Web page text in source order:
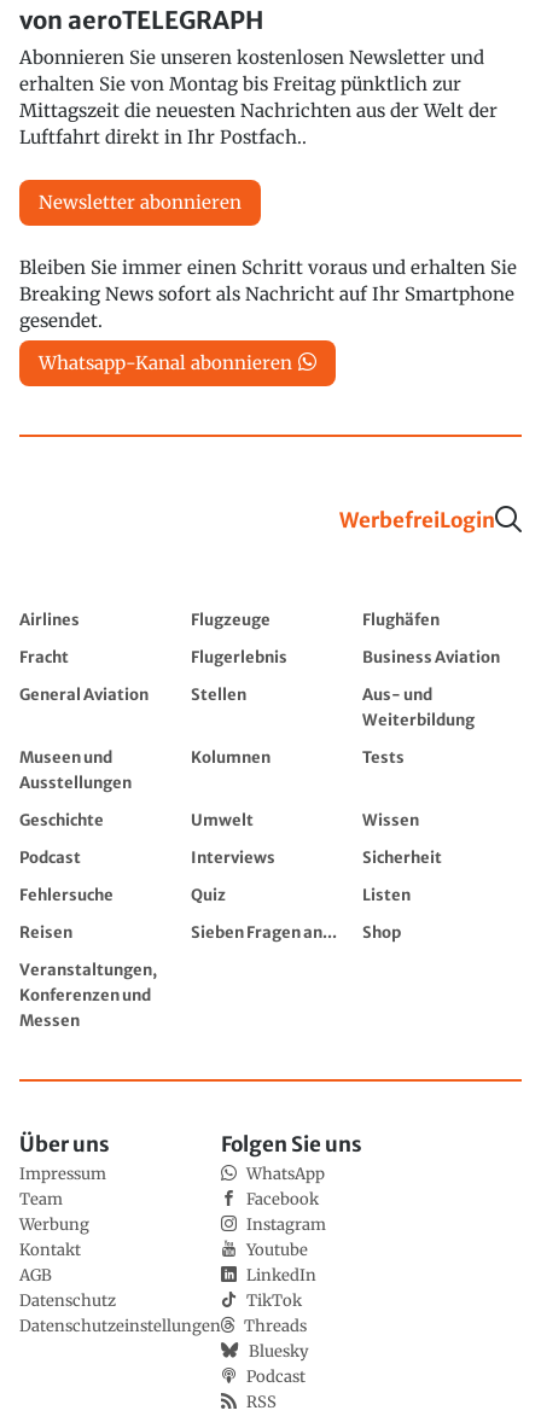
von aeroTELEGRAPH
Abonnieren Sie unseren kostenlosen Newsletter und
erhalten Sie von Montag bis Freitag pünktlich zur
Mittagszeit die neuesten Nachrichten aus der Welt der
Luftfahrt direkt in Ihr Postfach..
Newsletter abonnieren
Bleiben Sie immer einen Schritt voraus und erhalten Sie
Breaking News sofort als Nachricht auf Ihr Smartphone
gesendet.
Whatsapp-Kanal abonnieren
WerbefreiLogin
Airlines Flugzeuge
Flughäfen
Fracht
Flugerlebnis
Business Aviation
General Aviation
Stellen
Aus- und
Weiterbildung
Museen und
Ausstellungen
Kolumnen Tests
Geschichte Umwelt
Wissen
Podcast
Interviews
Sicherheit
Fehlersuche
Quiz
Listen
Reisen
Sieben Fragen an...
Shop
Veranstaltungen,
Konferenzen und
Messen
Über uns
Impressum
Team
Werbung
Kontakt
AGB
Datenschutz
Datenschutzeinstellungen
Folgen Sie uns
WhatsApp
Facebook
Instagram
Youtube
LinkedIn
TikTok
Threads
Bluesky
Podcast
RSS